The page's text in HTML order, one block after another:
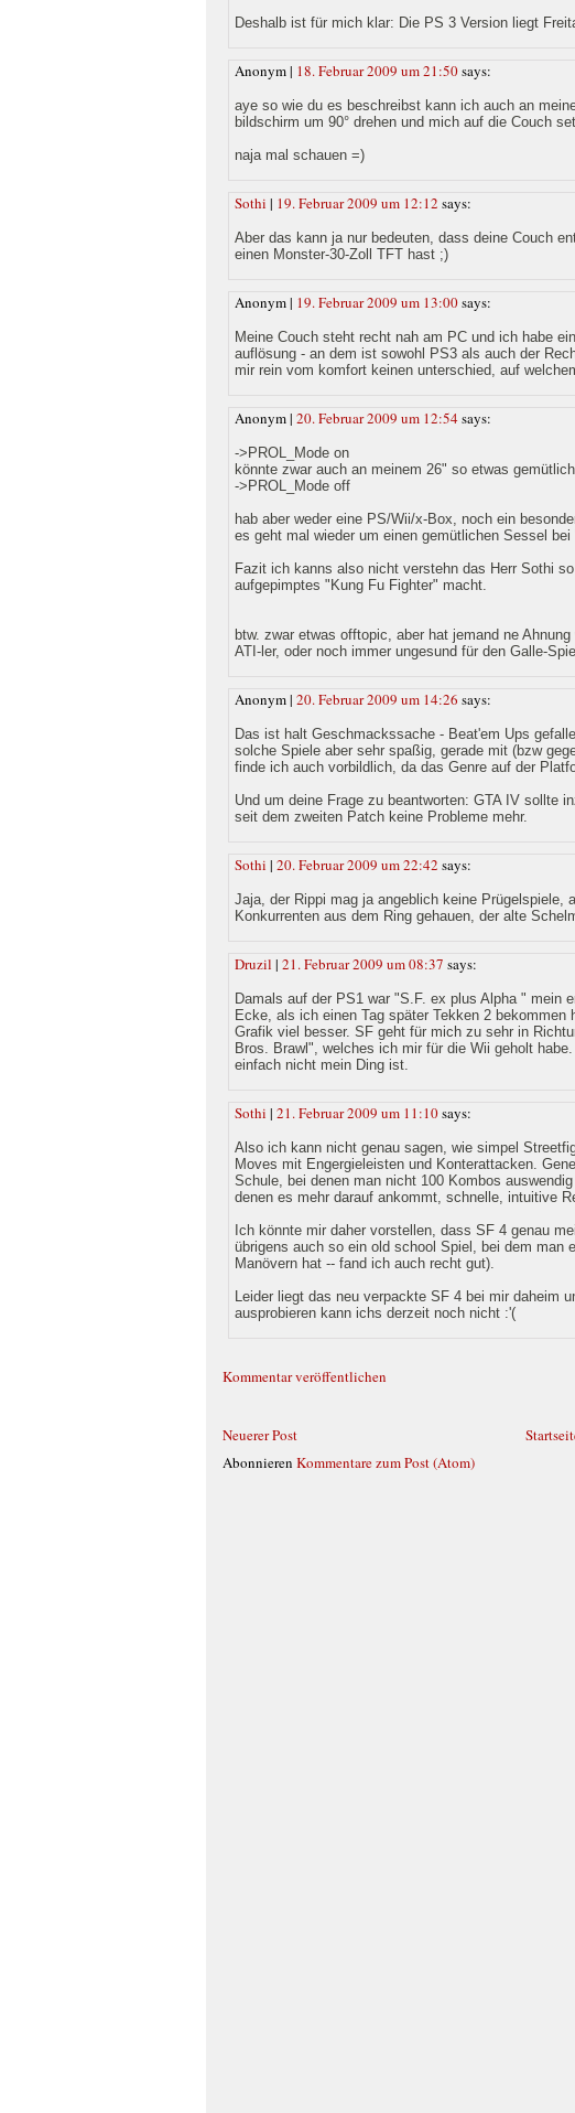
Deshalb ist für mich klar: Die PS 3 Version liegt
Anonym | 18. Februar 2009 um 21:50says:
aye so wie du es beschreibst kann ich auch an
bildschirm um 90° drehen und mich auf die Couch
naja mal schauen =)
Sothi | 19. Februar 2009 um 12:12 says:
Aber das kann ja nur bedeuten, dass deine Couch
einen Monster-30-Zoll TFT hast ;)
Anonym | 19. Februar 2009 um 13:00says:
Meine Couch steht recht nah am PC und ich habe
auflösung - an dem ist sowohl PS3 als auch der
mir rein vom komfort keinen unterschied, auf
Anonym | 20. Februar 2009 um 12:54says:
->PROL_Mode on
könnte zwar auch an meinem 26" so etwas
->PROL_Mode off
hab aber weder eine PS/Wii/x-Box, noch ein
es geht mal wieder um einen gemütlichen Sessel
Fazit ich kanns also nicht verstehn das Herr Sothi
aufgepimptes "Kung Fu Fighter" macht.
btw. zwar etwas offtopic, aber hat jemand ne
ATI-ler, oder noch immer ungesund für den Galle-
Anonym | 20. Februar 2009 um 14:26 says:
Das ist halt Geschmackssache - Beat'em Ups
solche Spiele aber sehr spaßig, gerade mit (bzw
finde ich auch vorbildlich, da das Genre auf der
Und um deine Frage zu beantworten: GTA IV sollte
seit dem zweiten Patch keine Probleme mehr.
Sothi | 20. Februar 2009 um 22:42 says:
Jaja, der Rippi mag ja angeblich keine Prügelspiele,
Konkurrenten aus dem Ring gehauen, der alte
Druzil | 21. Februar 2009 um 08:37 says:
Damals auf der PS1 war "S.F. ex plus Alpha " mein
Ecke, als ich einen Tag später Tekken 2
Grafik viel besser. SF geht für mich zu sehr in
Bros. Brawl", welches ich mir für die Wii geholt
einfach nicht mein Ding ist.
Sothi | 21. Februar 2009 um 11:10says:
Also ich kann nicht genau sagen, wie simpel
Moves mit Engergieleisten und Konterattacken.
Schule, bei denen man nicht 100 Kombos
denen es mehr darauf ankommt, schnelle, intuitive
Ich könnte mir daher vorstellen, dass SF 4 genau
übrigens auch so ein old school Spiel, bei dem man
Manövern hat -- fand ich auch recht gut).
Leider liegt das neu verpackte SF 4 bei mir daheim
ausprobieren kann ichs derzeit noch nicht :'(
Kommentar veröffentlichen
Neuerer Post
Abonnieren Kommentare zum Post (Atom)